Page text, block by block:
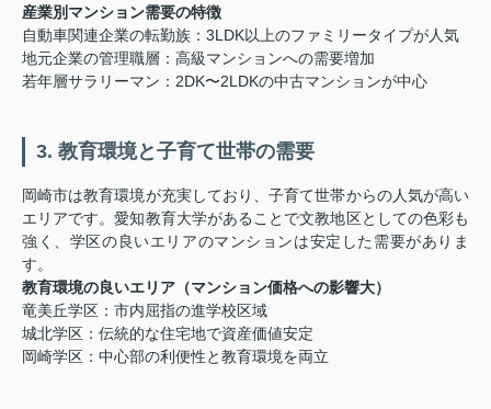
産業別マンション需要の特徴
自動車関連企業の転勤族：3LDK以上のファミリータイプが人気
地元企業の管理職層：高級マンションへの需要増加
若年層サラリーマン：2DK〜2LDKの中古マンションが中心
3. 教育環境と子育て世帯の需要
岡崎市は教育環境が充実しており、子育て世帯からの人気が高い
エリアです。愛知教育大学があることで文教地区としての色彩も
強く、学区の良いエリアのマンションは安定した需要がありま
す。
教育環境の良いエリア（マンション価格への影響大）
竜美丘学区：市内屈指の進学校区域
城北学区：伝統的な住宅地で資産価値安定
岡崎学区：中心部の利便性と教育環境を両立